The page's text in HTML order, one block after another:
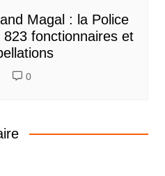
Magal : la Police
fonctionnaires et
0